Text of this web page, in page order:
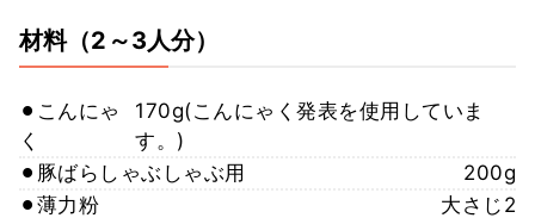
材料（2～3人分）
⚫︎こんにゃ
く
170g(こんにゃく発表を使用していま
す。)
⚫︎豚ばらしゃぶしゃぶ用
200g
⚫︎薄力粉
大さじ2